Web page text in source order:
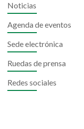
Noticias
Agenda de eventos
Sede electrónica
Ruedas de prensa
Redes sociales